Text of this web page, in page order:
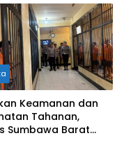
Keamanan dan
Tahanan,
Sumbawa Barat